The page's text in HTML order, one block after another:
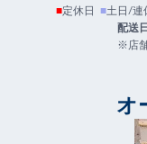
■定休日 ■土日/連
配送
※店
オ